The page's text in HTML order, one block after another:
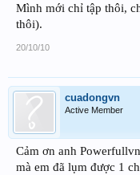
Mình mới chỉ tập thôi,
thôi).
20/10/10
cuadongvn
Active Member
Cảm ơn anh
mà em đã lụm được 1